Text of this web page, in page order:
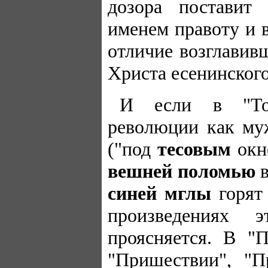
дозора
именем правоту и
отличие
Христа
И если в
революции как
("под тесовым
вешней поломью
синей мглы
произведениях
проясняется. В
"Пришествии",